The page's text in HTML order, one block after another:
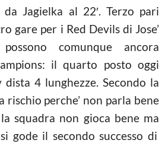
Jagielka al 22′. Terzo pari
gare per i Red Devils di Jose’
comunque ancora
il quarto posto oggi
4 lunghezze. Secondo la
rischio perche’ non parla bene
la squadra non gioca bene ma
si gode il secondo successo di